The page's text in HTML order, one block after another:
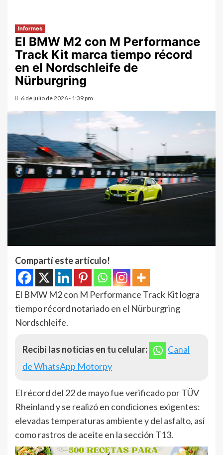
Informes
El BMW M2 con M Performance
Track Kit marca tiempo récord
en el Nordschleife de
Nürburgring
6 de julio de 2026 - 1:39 pm
Compartí este artículo!
El BMW M2 con M Performance Track Kit logra
tiempo récord notariado en el Nürburgring
Nordschleife.
Recibí las noticias en tu celular:
Canal
de WhatsApp Motorpy
El récord del 22 de mayo fue verificado por TÜV
Rheinland y se realizó en condiciones exigentes:
elevadas temperaturas ambiente y del asfalto, así
como rastros de aceite en la sección T13.